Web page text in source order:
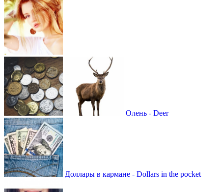
Олень - Deer
Доллары в кармане - Dollars in the pocket